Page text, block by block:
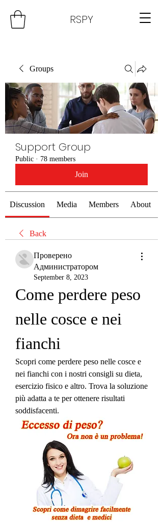
RSPY
Groups
Support Group
Public · 78 members
Join
Discussion Media Members About
Back
Проверено
Администратором
September 8, 2023
Come perdere peso
nelle cosce e nei
fianchi
Scopri come perdere peso nelle cosce e
nei fianchi con i nostri consigli su dieta,
esercizio fisico e altro. Trova la soluzione
più adatta a te per ottenere risultati
soddisfacenti.